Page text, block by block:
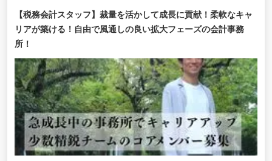
【税務会計スタッフ】裁量を活かして成長に貢献！柔軟なキャ
リアが築ける！自由で風通しの良い拡大フェーズの会計事務
所！